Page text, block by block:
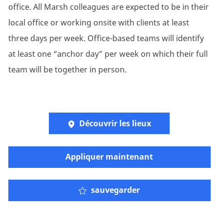
office. All Marsh colleagues are expected to be in their
local office or working onsite with clients at least
three days per week. Office-based teams will identify
at least one “anchor day” per week on which their full
team will be together in person.
Découvrir les lieux
Appliquer maintenant
sauvegarder